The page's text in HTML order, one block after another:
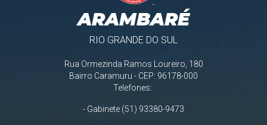
ARAMBARÉ
RIO GRANDE DO SUL
Rua Ormezinda Ramos Loureiro, 180
Bairro Caramuru - CEP: 96178-000
Telefones:
- Gabinete (51) 93380-9473